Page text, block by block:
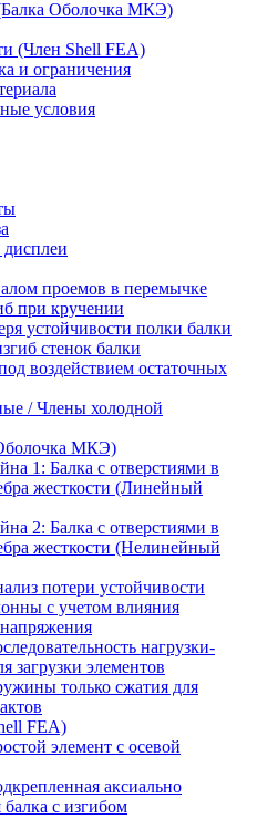
Оболочка МКЭ)
(Член Shell FEA)
и ограничения
условия
дисплеи
проемов в перемычке
при кручении
устойчивости полки балки
стенок балки
воздействием остаточных
/ Члены холодной
МКЭ)
1: Балка с отверстиями в
жесткости (Линейный
2: Балка с отверстиями в
жесткости (Нелинейный
потери устойчивости
с учетом влияния
нагрузки-
загрузки элементов
только сжатия для
FEA)
элемент с осевой
аксиально
с изгибом